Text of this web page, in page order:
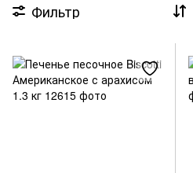
Фильтр